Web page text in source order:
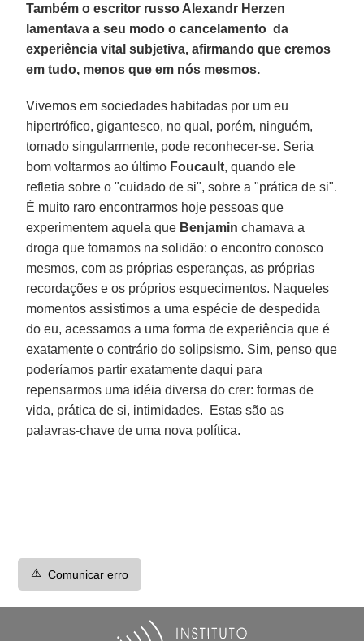
Também o escritor russo Alexandr Herzen
lamentava a seu modo o cancelamento da
experiência vital subjetiva, afirmando que cremos
em tudo, menos que em nós mesmos.
Vivemos em sociedades habitadas por um eu
hipertrófico, gigantesco, no qual, porém, ninguém,
tomado singularmente, pode reconhecer-se. Seria
bom voltarmos ao último Foucault, quando ele
refletia sobre o "cuidado de si", sobre a "prática de si".
É muito raro encontrarmos hoje pessoas que
experimentem aquela que Benjamin chamava a
droga que tomamos na solidão: o encontro conosco
mesmos, com as próprias esperanças, as próprias
recordações e os próprios esquecimentos. Naqueles
momentos assistimos a uma espécie de despedida
do eu, acessamos a uma forma de experiência que é
exatamente o contrário do solipsismo. Sim, penso que
poderíamos partir exatamente daqui para
repensarmos uma idéia diversa do crer: formas de
vida, prática de si, intimidades. Estas são as
palavras-chave de uma nova política.
⚠️ Comunicar erro